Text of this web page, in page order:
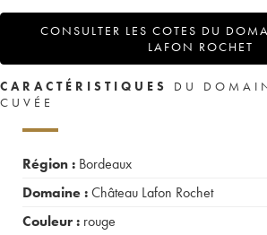
CONSULTER LES COTES DU
LAFON ROCHET
CARACTÉRISTIQUES
DU
CUVÉE
Région : Bordeaux
Domaine :Château Lafon Rochet
Couleur : rouge